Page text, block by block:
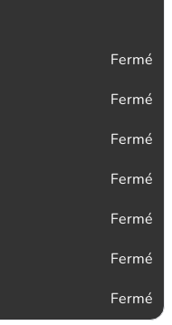
Fermé
Fermé
Fermé
Fermé
Fermé
Fermé
Fermé